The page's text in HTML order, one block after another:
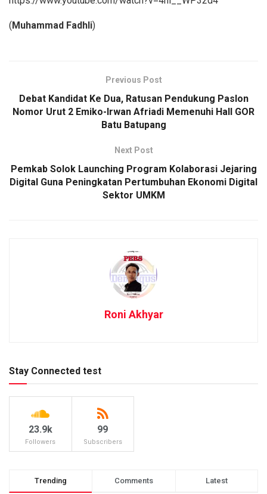
(Muhammad Fadhli)
Previous Post
Debat Kandidat Ke Dua, Ratusan Pendukung Paslon
Nomor Urut 2 Emiko-Irwan Afriadi Memenuhi Hall GOR
Batu Batupang
Next Post
Pemkab Solok Launching Program Kolaborasi Jejaring
Digital Guna Peningkatan Pertumbuhan Ekonomi Digital
Sektor UMKM
Roni Akhyar
Stay Connected test
23.9k
Followers
99
Subscribers
Trending Comments Latest